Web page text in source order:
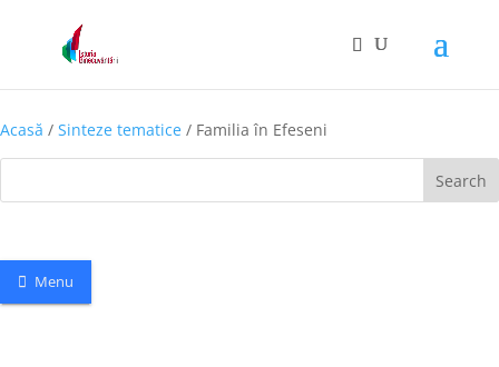
Acasă / Sinteze tematice / Familia în Efeseni
Search
Menu